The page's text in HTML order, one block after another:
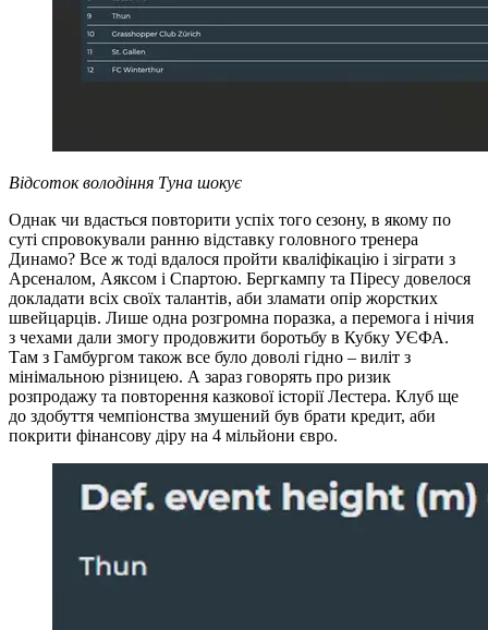
Відсоток володіння Туна шокує
Однак чи вдасться повторити успіх того сезону, в якому по
суті спровокували ранню відставку головного тренера
Динамо? Все ж тоді вдалося пройти кваліфікацію і зіграти з
Арсеналом, Аяксом і Спартою. Бергкампу та Піресу довелося
докладати всіх своїх талантів, аби зламати опір жорстких
швейцарців. Лише одна розгромна поразка, а перемога і нічия
з чехами дали змогу продовжити боротьбу в Кубку УЄФА.
Там з Гамбургом також все було доволі гідно – виліт з
мінімальною різницею. А зараз говорять про ризик
розпродажу та повторення казкової історії Лестера. Клуб ще
до здобуття чемпіонства змушений був брати кредит, аби
покрити фінансову діру на 4 мільйони євро.